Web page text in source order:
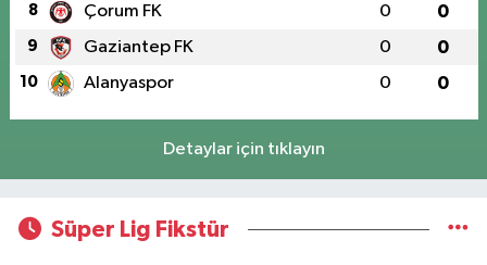
8 Çorum FK 0 0
9 Gaziantep FK 0 0
10 Alanyaspor 0 0
Detaylar için tıklayın
Süper Lig Fikstür